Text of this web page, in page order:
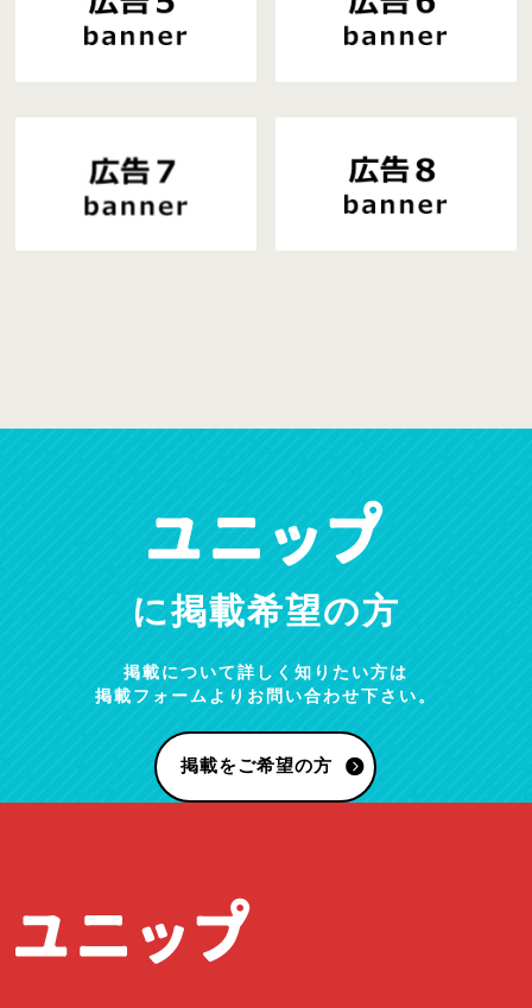
に掲載希望の方
掲載について詳しく知りたい方は
掲載フォームよりお問い合わせ下さい。
掲載をご希望の方